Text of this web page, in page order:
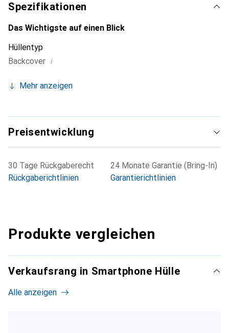
Spezifikationen
Das Wichtigste auf einen Blick
Hüllentyp
Backcover i
Mehr anzeigen
Preisentwicklung
30 Tage Rückgaberecht
Rückgaberichtlinien
24 Monate Garantie (Bring-In)
Garantierichtlinien
Produkte vergleichen
Verkaufsrang in Smartphone Hülle
Alle anzeigen